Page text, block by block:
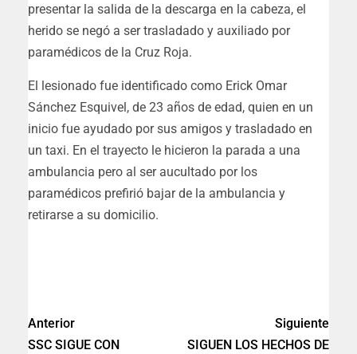
presentar la salida de la descarga en la cabeza, el
herido se negó a ser trasladado y auxiliado por
paramédicos de la Cruz Roja.
El lesionado fue identificado como Erick Omar
Sánchez Esquivel, de 23 años de edad, quien en un
inicio fue ayudado por sus amigos y trasladado en
un taxi. En el trayecto le hicieron la parada a una
ambulancia pero al ser aucultado por los
paramédicos prefirió bajar de la ambulancia y
retirarse a su domicilio.
Anterior
SSC SIGUE CON
Siguiente
SIGUEN LOS HECHOS DE